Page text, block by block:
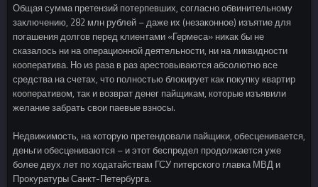
Общая сумма претензий потерпевших, согласно обвинительному
заключению, 282 млн рублей – даже их (незаконное) изъятие для
погашения долгов перед клиентами «Гермеса» никак бы не
сказалось ни на операционной деятельности, ни на ликвидности
кооператива. Но из раза в раз арестовываются абсолютно все
средства на счетах, что полностью блокирует как покупку квартир
кооперативом, так и возврат денег пайщикам, которые изъявили
желание забрать свои паевые взносы.
Недвижимость, на которую претендовали пайщики, обесценивается,
деньги обесцениваются – и этот беспредел продолжается уже
более двух лет по ходатайствам ГСУ питерского главка МВД и
Прокуратуры Санкт-Петербурга.